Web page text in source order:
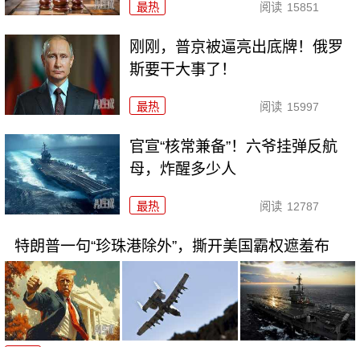
最热 阅读 15851
刚刚，普京被逼亮出底牌！俄罗
斯要干大事了！
最热 阅读 15997
官宣“核常兼备”！六爷挂弹反航
母，炸醒多少人
最热 阅读 12787
特朗普一句“珍珠港除外”，撕开美国霸权遮羞布